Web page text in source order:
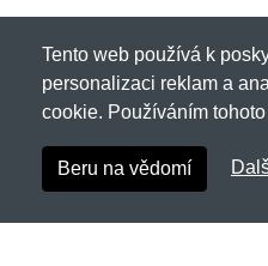
Tento web používá k
personalizaci reklam a
cookie. Používáním
Beru na vědomí